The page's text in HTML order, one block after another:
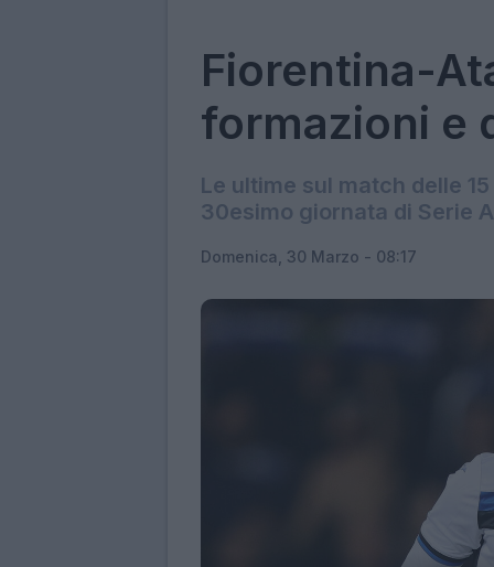
Fiorentina-
formazioni e
Le ultime sul match delle
30esimo giornata di Serie A
Domenica, 30 Marzo - 08:17